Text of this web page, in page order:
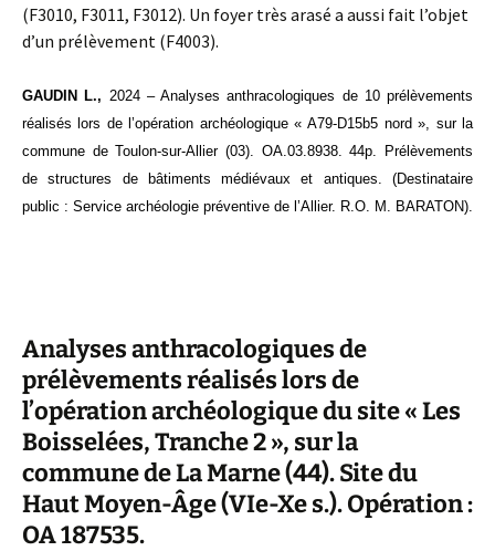
(F3010, F3011, F3012). Un foyer très arasé a aussi fait l’objet
d’un prélèvement (F4003).
GAUDIN L., 2024 – Analyses anthracologiques de 10 prélèvements
réalisés lors de l’opération archéologique « A79-D15b5 nord », sur la
commune de Toulon-sur-Allier (03). OA.03.8938. 44p. Prélèvements
de structures de bâtiments médiévaux et antiques. (Destinataire
public : Service archéologie préventive de l’Allier. R.O. M. BARATON).
Analyses anthracologiques de
prélèvements réalisés lors de
l’opération archéologique du site « Les
Boisselées, Tranche 2 », sur la
commune de La Marne (44). Site du
Haut Moyen-Âge (VIe-Xe s.). Opération :
OA 187535.